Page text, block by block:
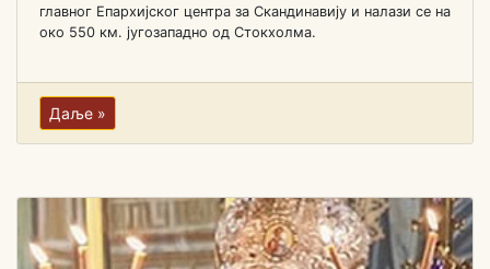
главног Епархијског центра за Скандинавију и налази се на
око 550 км. југозападно од Стокхолма.
Даље »